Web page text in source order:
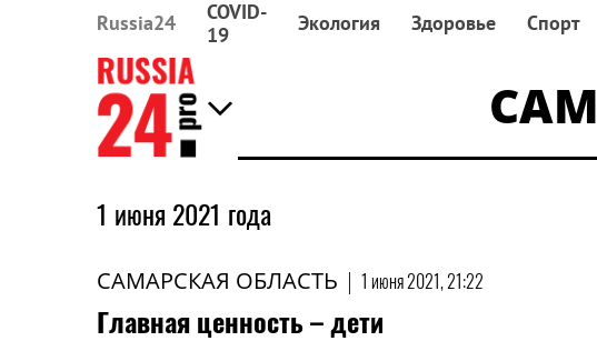
Russia24
COVID-
19
Экология Здоровье Спорт
1 июня 2021 года
САМАРСКАЯ ОБЛАСТЬ | 1 июня 2021, 21:22
Главная ценность – дети